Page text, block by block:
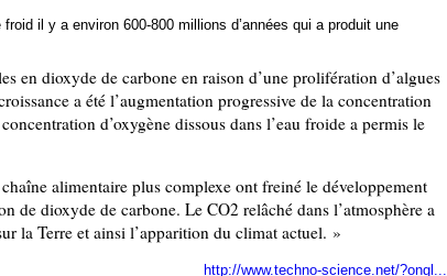
il y a environ 600-800 millions d’années qui a produit une
en dioxyde de carbone en raison d’une prolifération d’algues
a été l’augmentation progressive de la concentration
d’oxygène dissous dans l’eau froide a permis le
alimentaire plus complexe ont freiné le développement
de dioxyde de carbone. Le CO2 relâché dans l’atmosphère a
la Terre et ainsi l’apparition du climat actuel. »
http://www.techno-science.net/?ongl...